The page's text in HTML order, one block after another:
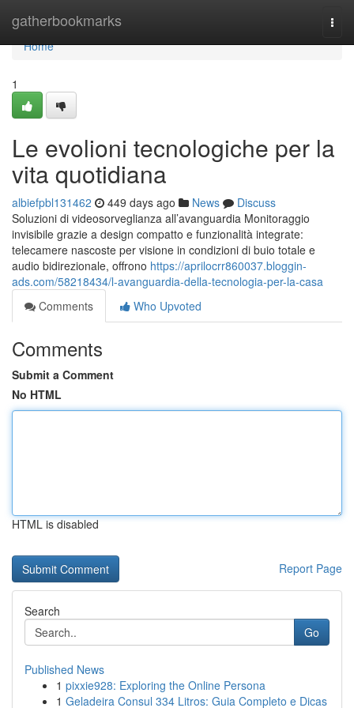
gatherbookmarks
Home
Home
1
Le evolioni tecnologiche per la
vita quotidiana
albiefpbl131462 449 days ago News
Discuss
Soluzioni di videosorveglianza all’avanguardia Monitoraggio
invisibile grazie a design compatto e funzionalità integrate:
telecamere nascoste per visione in condizioni di buio totale e
audio bidirezionale, offrono https://aprilocrr860037.bloggin-
ads.com/58218434/l-avanguardia-della-tecnologia-per-la-casa
Comments
Who Upvoted
Comments
Submit a Comment
No HTML
HTML is disabled
Report Page
Search
Go
Published News
1 pixxie928: Exploring the Online Persona
1 Geladeira Consul 334 Litros: Guia Completo e Dicas